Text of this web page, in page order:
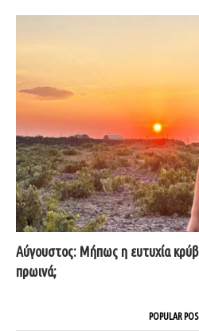
Αύγουστος: Μήπως η ευτυχία
πρωινά;
POPULAR